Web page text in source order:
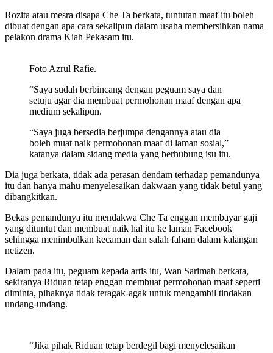
Rozita atau mesra disapa Che Ta berkata, tuntutan maaf itu boleh
dibuat dengan apa cara sekalipun dalam usaha membersihkan nama
pelakon drama Kiah Pekasam itu.
Foto Azrul Rafie.
“Saya sudah berbincang dengan peguam saya dan
setuju agar dia membuat permohonan maaf dengan apa
medium sekalipun.
“Saya juga bersedia berjumpa dengannya atau dia
boleh muat naik permohonan maaf di laman sosial,”
katanya dalam sidang media yang berhubung isu itu.
Dia juga berkata, tidak ada perasan dendam terhadap pemandunya
itu dan hanya mahu menyelesaikan dakwaan yang tidak betul yang
dibangkitkan.
Bekas pemandunya itu mendakwa Che Ta enggan membayar gaji
yang dituntut dan membuat naik hal itu ke laman Facebook
sehingga menimbulkan kecaman dan salah faham dalam kalangan
netizen.
Dalam pada itu, peguam kepada artis itu, Wan Sarimah berkata,
sekiranya Riduan tetap enggan membuat permohonan maaf seperti
diminta, pihaknya tidak teragak-agak untuk mengambil tindakan
undang-undang.
“Jika pihak Riduan tetap berdegil bagi menyelesaikan